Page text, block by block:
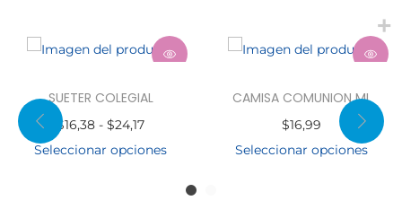
SUETER COLEGIAL
$16,38 - $24,17
Seleccionar opciones
CAMISA COMUNION ML
$16,99
Seleccionar opciones